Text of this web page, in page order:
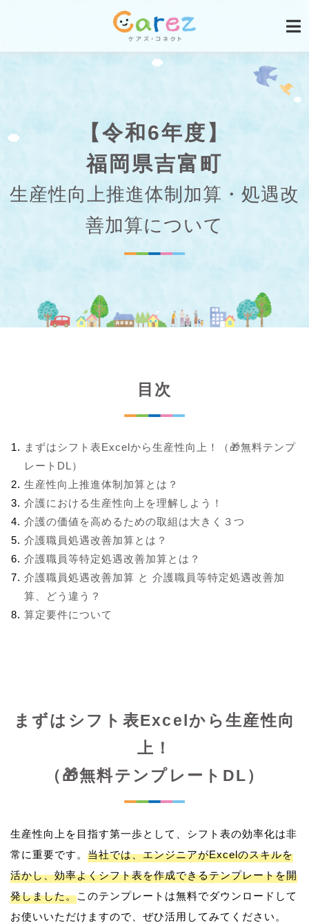
【令和6年度】
福岡県吉富町
生産性向上推進体制加算・処遇改
善加算について
目次
まずはシフト表Excelから生産性向上！（🎁無料テンプ
レートDL）
生産性向上推進体制加算とは？
介護における生産性向上を理解しよう！
介護の価値を高めるための取組は大きく３つ
介護職員処遇改善加算とは？
介護職員等特定処遇改善加算とは？
介護職員処遇改善加算 と 介護職員等特定処遇改善加
算、どう違う？
算定要件について
まずはシフト表Excelから生産性向
上！
（🎁無料テンプレートDL）
生産性向上を目指す第一歩として、シフト表の効率化は非
常に重要です。 当社では、エンジニアがExcelのスキルを
活かし、効率よくシフト表を作成できるテンプレートを開
発しました。このテンプレートは無料でダウンロードして
お使いいただけますので、ぜひ活用してみてください。